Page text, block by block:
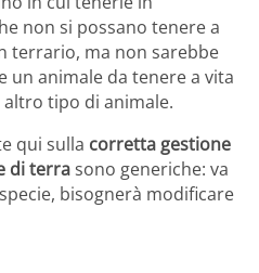
non si possano tenere a
terrario, ma non sarebbe
un animale da tenere a vita
altro tipo di animale.
qui sulla corretta gestione
di terrasono generiche: va
bisognerà modificare